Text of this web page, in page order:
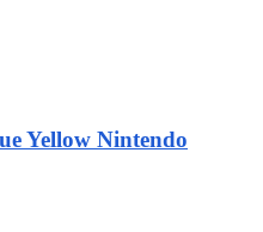
Yellow Nintendo